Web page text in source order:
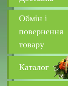
Обмін і
повернення
товару
Каталог